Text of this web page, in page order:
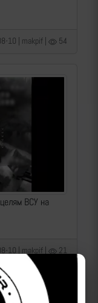
10 | makpif | 54
ВСУ на
10 | makpif | 21